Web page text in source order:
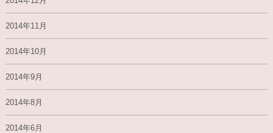
2014年11月
2014年10月
2014年9月
2014年8月
2014年6月